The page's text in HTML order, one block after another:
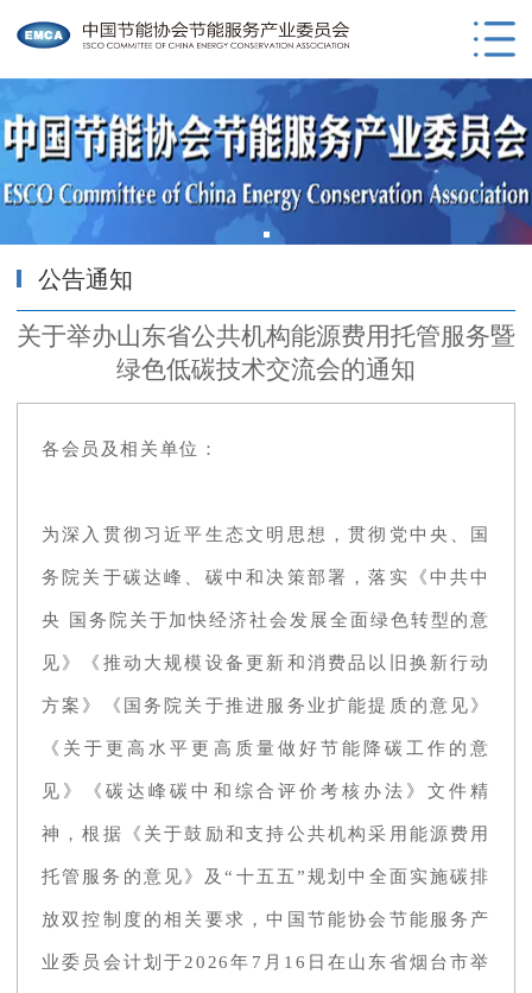
公告通知
关于举办山东省公共机构能源费用托管服务暨
绿色低碳技术交流会的通知
各会员及相关单位：
为深入贯彻习近平生态文明思想，贯彻党中央、国
务院关于碳达峰、碳中和决策部署，落实《中共中
央 国务院关于加快经济社会发展全面绿色转型的意
见》《推动大规模设备更新和消费品以旧换新行动
方案》《国务院关于推进服务业扩能提质的意见》
《关于更高水平更高质量做好节能降碳工作的意
见》《碳达峰碳中和综合评价考核办法》文件精
神，根据《关于鼓励和支持公共机构采用能源费用
托管服务的意见》及“十五五”规划中全面实施碳排
放双控制度的相关要求，中国节能协会节能服务产
业委员会计划于2026年7月16日在山东省烟台市举